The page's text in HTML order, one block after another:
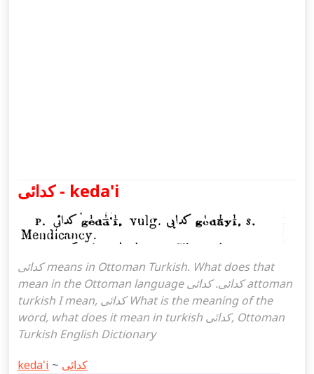
كدائی - keda'i
كدائی means in Ottoman Turkish. What does that
mean in the Ottoman language كدائی. كدائی attoman
turkish I mean, كدائی What is the meaning of the
word, what does it mean in turkish كدائی, Ottoman
Turkish English Dictionary
keda'i ~ كدائی